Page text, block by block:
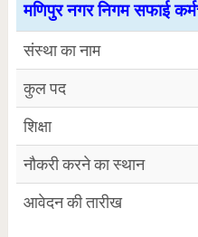
मणिपुर नगर निगम सफाई
संस्था का नाम
कुल पद
शिक्षा
नौकरी करने का स्थान
आवेदन की तारीख